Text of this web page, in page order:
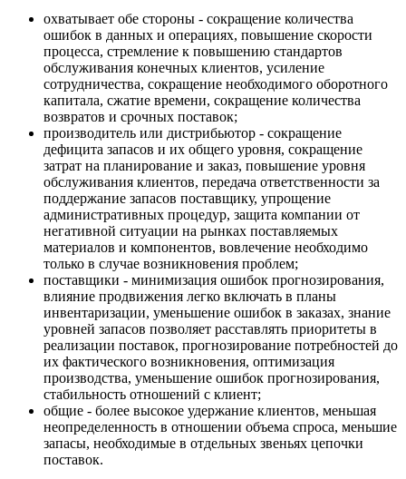
охватывает обе стороны - сокращение количества
ошибок в данных и операциях, повышение скорости
процесса, стремление к повышению стандартов
обслуживания конечных клиентов, усиление
сотрудничества, сокращение необходимого оборотного
капитала, сжатие времени, сокращение количества
возвратов и срочных поставок;
производитель или дистрибьютор - сокращение
дефицита запасов и их общего уровня, сокращение
затрат на планирование и заказ, повышение уровня
обслуживания клиентов, передача ответственности за
поддержание запасов поставщику, упрощение
административных процедур, защита компании от
негативной ситуации на рынках поставляемых
материалов и компонентов, вовлечение необходимо
только в случае возникновения проблем;
поставщики - минимизация ошибок прогнозирования,
влияние продвижения легко включать в планы
инвентаризации, уменьшение ошибок в заказах, знание
уровней запасов позволяет расставлять приоритеты в
реализации поставок, прогнозирование потребностей до
их фактического возникновения, оптимизация
производства, уменьшение ошибок прогнозирования,
стабильность отношений с клиент;
общие - более высокое удержание клиентов, меньшая
неопределенность в отношении объема спроса, меньшие
запасы, необходимые в отдельных звеньях цепочки
поставок.